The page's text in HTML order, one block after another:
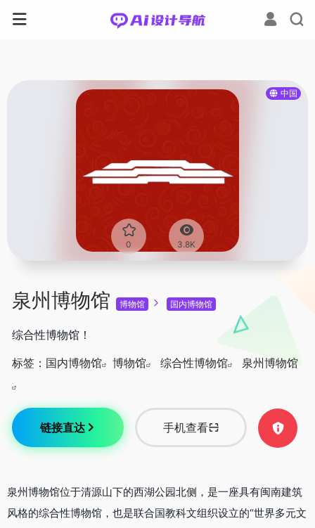
中国
0 3.8K
泉州博物馆 博物馆 国内博物馆
综合性博物馆！
标签： 国内博物馆 博物馆 综合性博物馆 泉州博物馆
链接直达 手机查看
泉州博物馆位于清源山下的西湖公园北侧，是一座具有闽南建筑
风格的综合性博物馆，也是联合国教科文组织设立的“世界多元文